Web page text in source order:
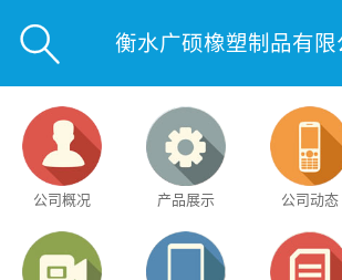
 衡水广硕橡塑制品有限
公司概况 产品展示 公司动态